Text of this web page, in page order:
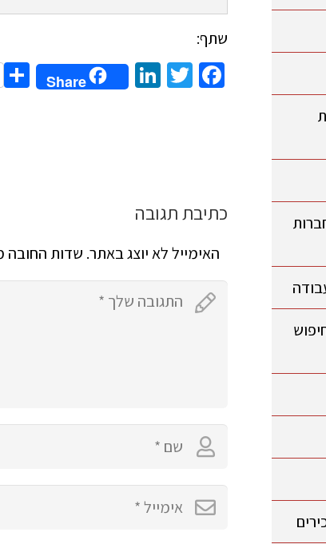
שתף:
Facebook
Twitter
LinkedIn
Share
כתיבת תגובה
האימייל לא יוצג באתר. שדות החובה